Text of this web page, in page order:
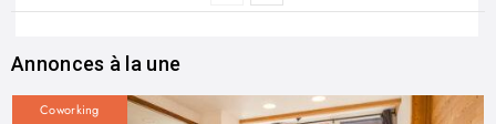
Annonces à la une
Coworking